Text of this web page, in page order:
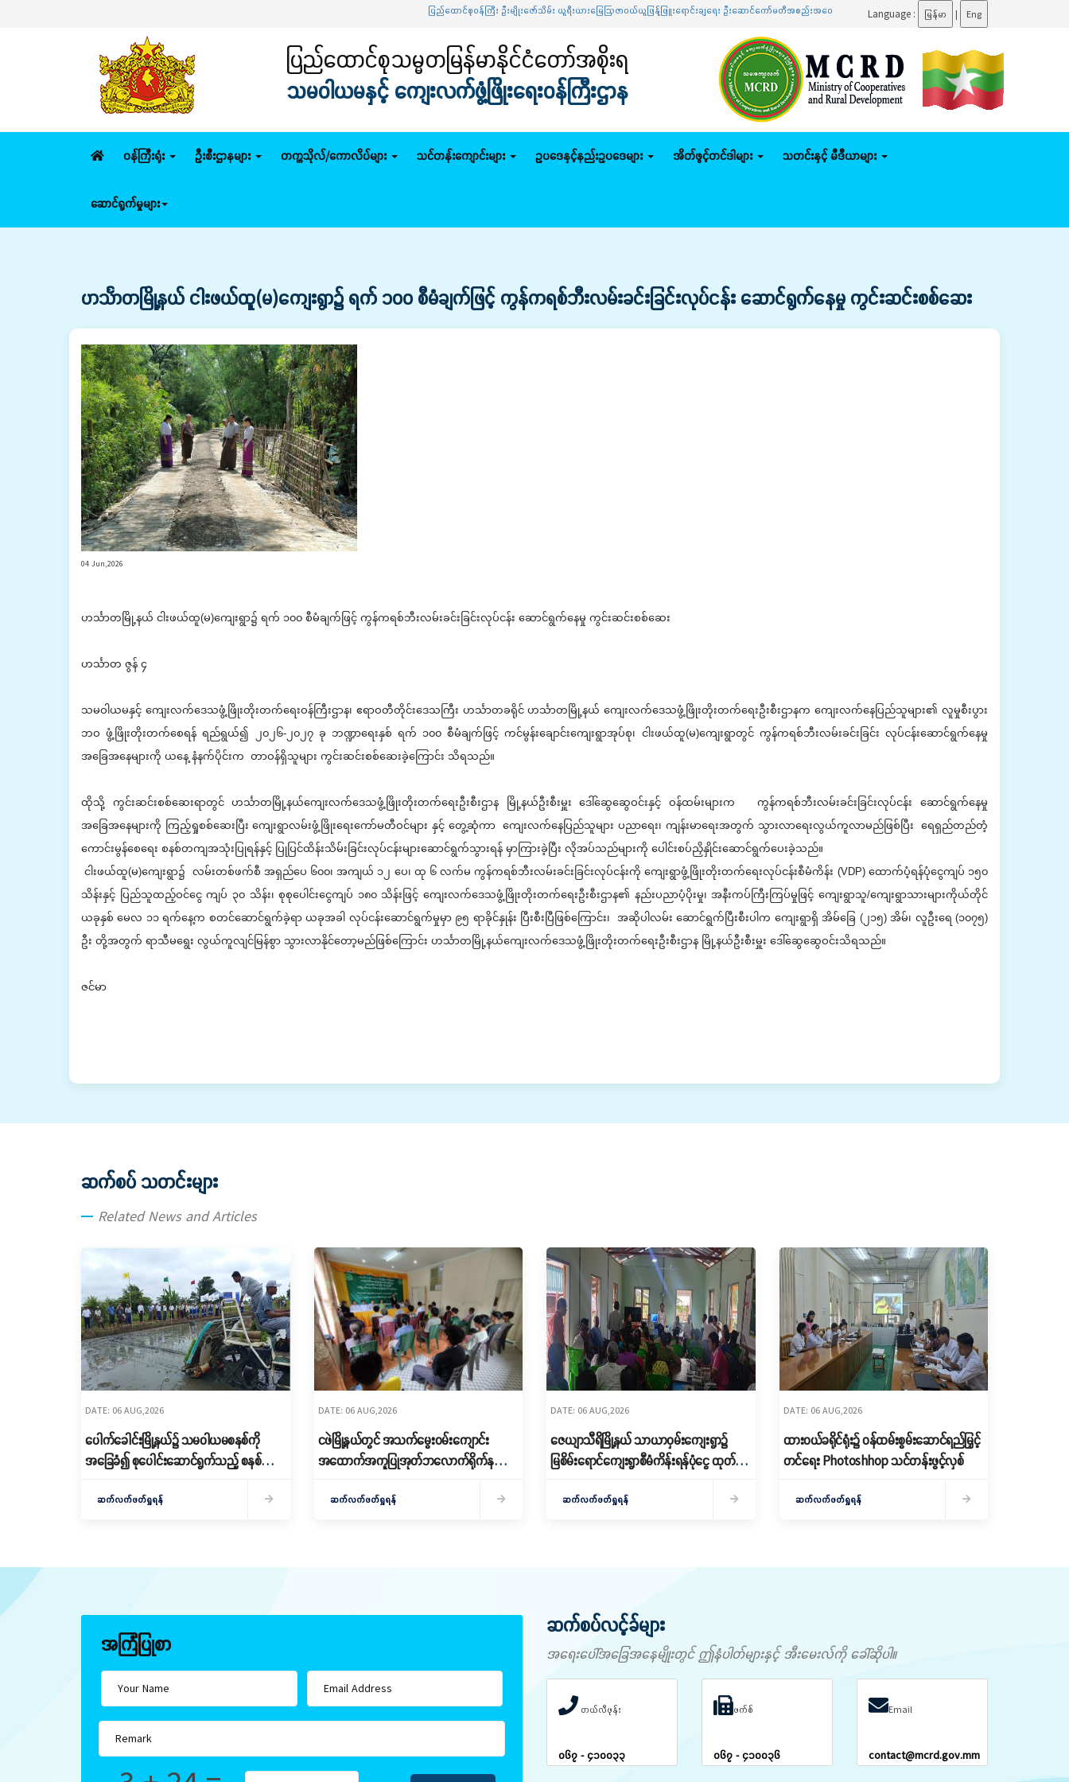
ပြည်ထောင်စုဝန်ကြီး ဦးမျိုးဇော်သိမ်း ယူရီးယားမြေဩဇာဝယ်ယူဖြန့်ဖြူးရောင်းချရေး ဦးဆောင်ကော်မတီအစည်းအဝေးသို့ တက်ရောက် .......ပြည်ထောင်စုဝန်ကြီး ဦးမျိုးဇော်သိမ်း နေပြည်တော်က
Language : မြန်မာ | Eng
ပြည်ထောင်စုသမ္မတမြန်မာနိုင်ငံတော်အစိုးရ
သမဝါယမနှင့် ကျေးလက်ဖွံ့ဖြိုးရေးဝန်ကြီးဌာန
ဝန်ကြီးရုံး ဦးစီးဌာနများ တက္ကသိုလ်/ကောလိပ်များ သင်တန်းကျောင်းများ ဥပဒေနှင့်နည်းဥပဒေများ အိတ်ဖွင့်တင်ဒါများ သတင်းနှင့် မီဒီယာများ
ဆောင်ရွက်မှုများ
ဟင်္သာတမြို့နယ် ငါးဖယ်ထူ(မ)ကျေးရွာ၌ ရက် ၁၀၀ စီမံချက်ဖြင့် ကွန်ကရစ်ဘီးလမ်းခင်းခြင်းလုပ်ငန်း ဆောင်ရွက်နေမှု ကွင်းဆင်းစစ်ဆေး
04 Jun,2026
ဟင်္သာတမြို့နယ် ငါးဖယ်ထူ(မ)ကျေးရွာ၌ ရက် ၁၀၀ စီမံချက်ဖြင့် ကွန်ကရစ်ဘီးလမ်းခင်းခြင်းလုပ်ငန်း ဆောင်ရွက်နေမှု ကွင်းဆင်းစစ်ဆေး
‎ဟင်္သာတ ဇွန် ၄
‎သမဝါယမနှင့် ကျေးလက်ဒေသဖွံ့ဖြိုးတိုးတက်ရေးဝန်ကြီးဌာန၊ ဧရာဝတီတိုင်းဒေသကြီး ဟင်္သာတခရိုင် ဟင်္သာတမြို့နယ် ကျေးလက်ဒေသဖွံ့ဖြိုးတိုးတက်ရေးဦးစီးဌာနက ကျေးလက်နေပြည်သူများ၏ လူမှုစီးပွား
ဘဝ ဖွံ့ဖြိုးတိုးတက်စေရန် ရည်ရွယ်၍ ၂၀၂၆-၂၀၂၇ ခု ဘဏ္ဍာရေးနှစ် ရက် ၁၀၀ စီမံချက်ဖြင့် ကင်မွန်းချောင်းကျေးရွာအုပ်စု၊ ငါးဖယ်ထူ(မ)ကျေးရွာတွင် ကွန်ကရစ်ဘီးလမ်းခင်းခြင်း လုပ်ငန်းဆောင်ရွက်နေမှု
အခြေအနေများကို ယနေ့ နံနက်ပိုင်းက တာဝန်ရှိသူများ ကွင်းဆင်းစစ်ဆေးခဲ့ကြောင်း သိရသည်။
‎ထိုသို့ ကွင်းဆင်းစစ်ဆေးရာတွင် ဟင်္သာတမြို့နယ်ကျေးလက်ဒေသဖွံ့ဖြိုးတိုးတက်ရေးဦးစီးဌာန မြို့နယ်ဦးစီးမှူး ဒေါ်ဆွေဆွေဝင်းနှင့် ဝန်ထမ်းများက ကွန်ကရစ်ဘီးလမ်းခင်းခြင်းလုပ်ငန်း ဆောင်ရွက်နေမှု
အခြေအနေများကို ကြည့်ရှုစစ်ဆေးပြီး ကျေးရွာလမ်းဖွံ့ဖြိုးရေးကော်မတီဝင်များ နှင့် တွေ့ဆုံကာ ကျေးလက်နေပြည်သူများ ပညာရေး၊ ကျန်းမာရေးအတွက် သွားလာရေးလွယ်ကူလာမည်ဖြစ်ပြီး ရေရှည်တည်တံ့
ကောင်းမွန်စေရေး စနစ်တကျအသုံးပြုရန်နှင့် ပြုပြင်ထိန်းသိမ်းခြင်းလုပ်ငန်းများဆောင်ရွက်သွားရန် မှာကြားခဲ့ပြီး လိုအပ်သည်များကို ပေါင်းစပ်ညှိနှိုင်းဆောင်ရွက်ပေးခဲ့သည်။
‎ ငါးဖယ်ထူ(မ)ကျေးရွာ၌ လမ်းတစ်ဖက်စီ အရှည်ပေ ၆၀၀၊ အကျယ် ၁၂ ပေ၊ ထု ၆ လက်မ ကွန်ကရစ်ဘီးလမ်းခင်းခြင်းလုပ်ငန်းကို ကျေးရွာဖွံ့ဖြိုးတိုးတက်ရေးလုပ်ငန်းစီမံကိန်း (VDP) ထောက်ပံ့ရန်ပုံငွေကျပ် ၁၅၀
သိန်းနှင့် ပြည်သူထည့်ဝင်ငွေ ကျပ် ၃၀ သိန်း၊ စုစုပေါင်းငွေကျပ် ၁၈၀ သိန်းဖြင့် ကျေးလက်ဒေသဖွံ့ဖြိုးတိုးတက်ရေးဦးစီးဌာန၏ နည်းပညာပံ့ပိုးမှု၊ အနီးကပ်ကြီးကြပ်မှုဖြင့် ကျေးရွာသူ/ကျေးရွာသားများကိုယ်တိုင်
ယခုနှစ် မေလ ၁၁ ရက်နေ့က စတင်ဆောင်ရွက်ခဲ့ရာ ယခုအခါ လုပ်ငန်းဆောင်ရွက်မှုမှာ ၉၅ ရာခိုင်နှုန်း ပြီးစီးပြီဖြစ်ကြောင်း၊ အဆိုပါလမ်း ဆောင်ရွက်ပြီးစီးပါက ကျေးရွာရှိ အိမ်ခြေ (၂၁၅) အိမ်၊ လူဦးရေ (၁၀၇၅)
ဦး တို့အတွက် ရာသီမရွေး လွယ်ကူလျင်မြန်စွာ သွားလာနိုင်တော့မည်ဖြစ်ကြောင်း ဟင်္သာတမြို့နယ်ကျေးလက်ဒေသဖွံ့ဖြိုးတိုးတက်ရေးဦးစီးဌာန မြို့နယ်ဦးစီးမှူး ဒေါ်ဆွေဆွေဝင်းသိရသည်။
‎ဇင်မာ
ဆက်စပ် သတင်းများ
Related News and Articles
DATE: 06 AUG,2026
ပေါက်ခေါင်းမြို့နယ်၌ သမဝါယမစနစ်ကို
အခြေခံ၍ စုပေါင်းဆောင်ရွက်သည့် စနစ်ကျ
ဆက်လက်ဖတ်ရှုရန်
DATE: 06 AUG,2026
ငဖဲမြို့နယ်တွင် အသက်မွေးဝမ်းကျောင်း
အထောက်အကူပြုအုတ်ဘလောက်ရိုက်နည်း
ဆက်လက်ဖတ်ရှုရန်
DATE: 06 AUG,2026
ဇေယျာသီရိမြို့နယ် သာယာဝှမ်းကျေးရွာ၌
မြစိမ်းရောင်ကျေးရွာစီမံကိန်းရန်ပုံငွေ ထုတ်
ဆက်လက်ဖတ်ရှုရန်
DATE: 06 AUG,2026
ထားဝယ်ခရိုင်ရုံး၌ ဝန်ထမ်းစွမ်းဆောင်ရည်မြှင့်
တင်ရေး Photoshhop သင်တန်းဖွင့်လှစ်
ဆက်လက်ဖတ်ရှုရန်
အကြံပြုစာ
ဆက်စပ်လင့်ခ်များ
အရေးပေါ်အခြေအနေမျိုးတွင် ဤနံပါတ်များနှင့် အီးမေးလ်ကို ခေါ်ဆိုပါ။
တယ်လီဖုန်း
၀၆၇ - ၄၁၀၀၃၃
ဖက်စ်
၀၆၇ - ၄၁၀၀၃၆
Email
contact@mcrd.gov.mm